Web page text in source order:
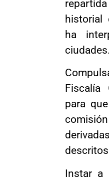
historial
ha
ciudades.
Fiscalía
para
Instar a